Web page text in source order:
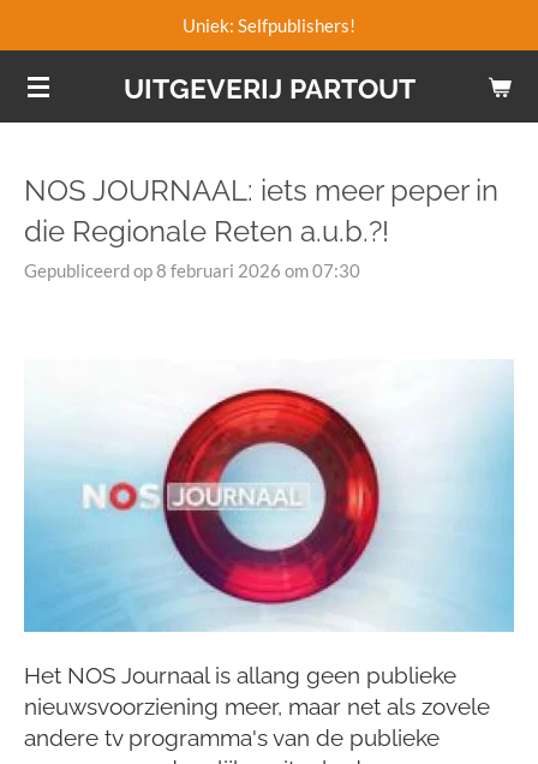
naar
de
UITGEVERIJ PARTOUT
Uniek: Selfpublishers!
NOS JOURNAAL: iets meer peper in
die Regionale Reten a.u.b.?!
Gepubliceerd op 8 februari 2026 om 07:30
Het NOS Journaal is allang geen publieke
nieuwsvoorziening meer, maar net als zovele
andere tv programma's van de publieke